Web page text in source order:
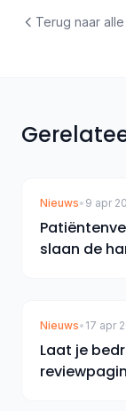
Terug naar
Nieuws• 9 apr
slaan de
Nieuws• 17 apr
Laat je